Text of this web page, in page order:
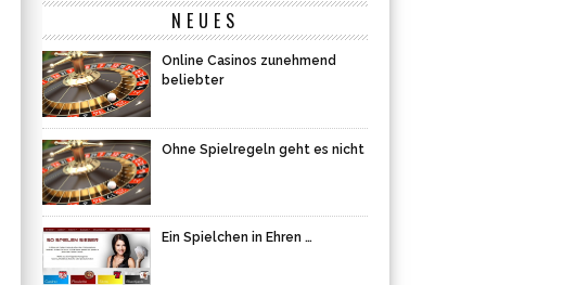
NEUES
Online Casinos zunehmend
beliebter
Ohne Spielregeln geht es nicht
Ein Spielchen in Ehren …